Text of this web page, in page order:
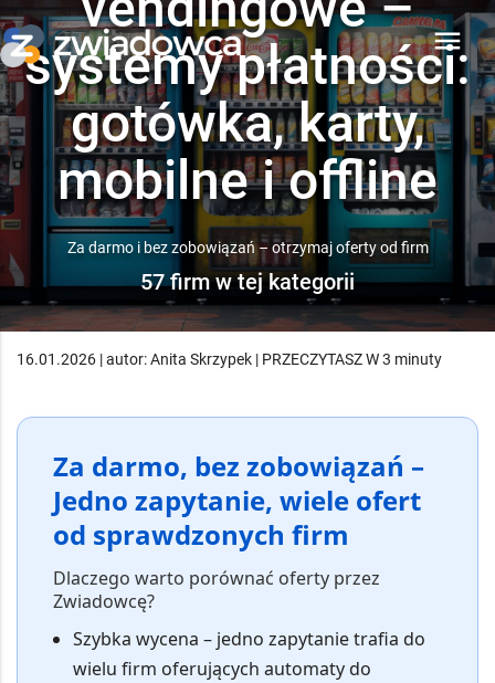
menu
systemy płatności:
gotówka, karty,
mobilne i offline
Za darmo i bez zobowiązań – otrzymaj oferty od firm
57 firm w tej kategorii
16.01.2026 | autor: Anita Skrzypek | PRZECZYTASZ W 3 minuty
Za darmo, bez zobowiązań –
Jedno zapytanie, wiele ofert
od sprawdzonych firm
Dlaczego warto porównać oferty przez
Zwiadowcę?
Szybka wycena – jedno zapytanie trafia do
wielu firm oferujących automaty do